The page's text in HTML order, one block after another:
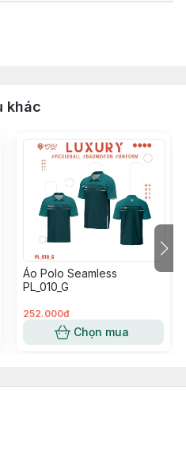
khác
Áo Polo Seamless
PL_010_G
252.000đ
Chọn mua